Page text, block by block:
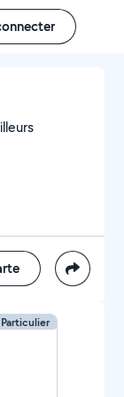
Particulier